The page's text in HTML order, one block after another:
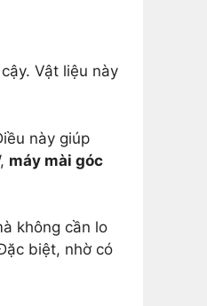
Vật liệu này
này giúp
máy mài góc
không cần lo
biệt, nhờ có